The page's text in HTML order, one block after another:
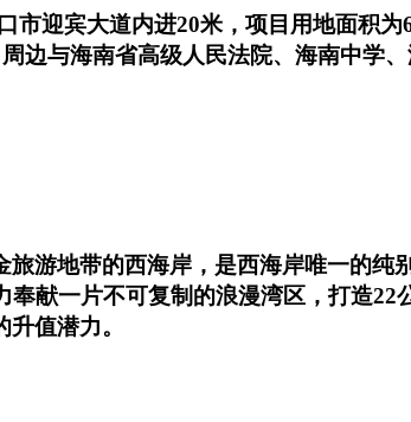
市迎宾大道内进20米，项目用地面积
边与海南省高级人民法院、海南中学
旅游地带的西海岸，是西海岸唯一的
奉献一片不可复制的浪漫湾区，打造
值潜力。